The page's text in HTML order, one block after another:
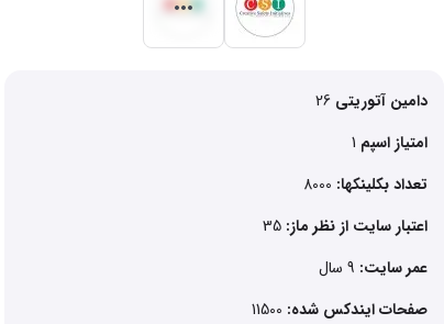
دامین آتوریتی 26
امتیاز اسپم
تعداد بکلینکها:
اعتبار سایت از نظر ماز:
عمر سایت:
صفحات ایندکس شده: